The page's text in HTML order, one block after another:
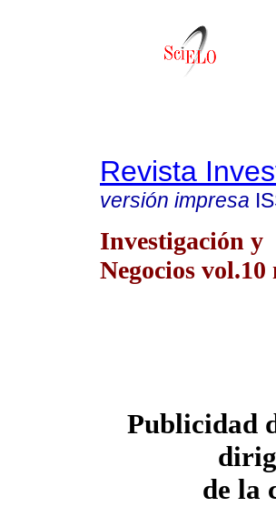
Revista
versión impresa
Investigación y
Negocios
Publicidad
de la